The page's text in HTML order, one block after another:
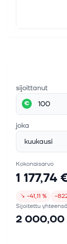
sijoittanut
€
joka
Kokonaisarvo
1 177,74
↘ −41,11 %
Sijoitettu yhteensä
2